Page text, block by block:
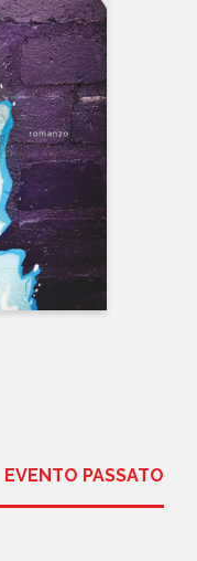
EVENTO PASSATO